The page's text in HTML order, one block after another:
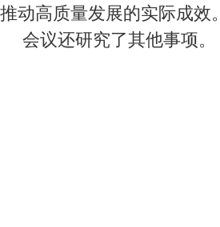
推动高质量发展的实际成效。
会议还研究了其他事项。